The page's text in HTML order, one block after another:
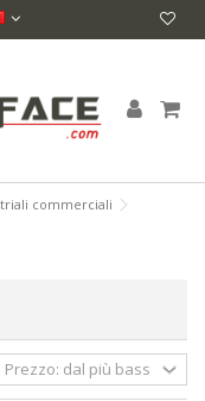
commerciali